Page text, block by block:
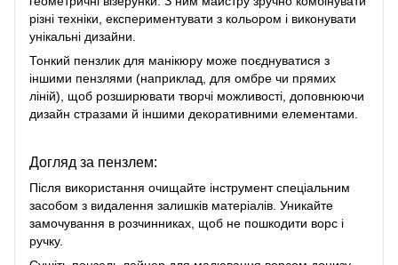
різні техніки, експериментувати з кольором і виконувати
унікальні дизайни.
Тонкий пензлик для манікюру може поєднуватися з
іншими пензлями (наприклад, для омбре чи прямих
ліній), щоб розширювати творчі можливості, доповнюючи
дизайн стразами й іншими декоративними елементами.
Догляд за пензлем:
Після використання очищайте інструмент спеціальним
засобом з видалення залишків матеріалів. Уникайте
замочування в розчинниках, щоб не пошкодити ворс і
ручку.